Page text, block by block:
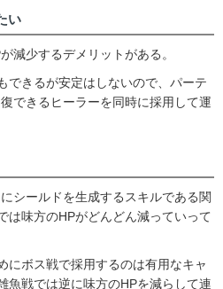
い
減少するデメリットがある。
できるが安定はしないので、パーテ
できるヒーラーを同時に採用して運
シールドを生成するスキルである関
は味方のHPがどんどん減っていって
にボス戦で採用するのは有用なキャ
魚戦では逆に味方のHPを減らして連